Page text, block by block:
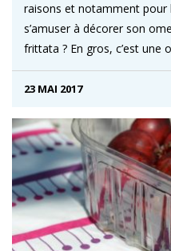
raisons et notamment pour
s’amuser à décorer son
frittata ? En gros, c’est
23 MAI 2017